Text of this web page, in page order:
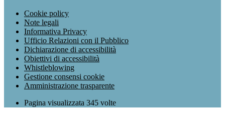
Cookie policy
Note legali
Informativa Privacy
Ufficio Relazioni con il Pubblico
Dichiarazione di accessibilità
Obiettivi di accessibilità
Whistleblowing
Gestione consensi cookie
Amministrazione trasparente
Pagina visualizzata 345 volte